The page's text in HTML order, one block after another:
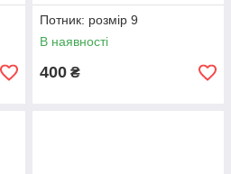
Потник: розмір 9
В наявності
400 ₴